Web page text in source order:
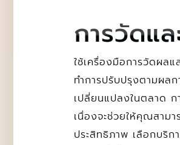
การวัดแล
ใช้เครื่องมือการวัดผล
ทำการปรับปรุงตามผล
เปลี่ยนแปลงในตลาด ก
เนื่องจะช่วยให้คุณสาม
ประสิทธิภาพ เลือกบริ